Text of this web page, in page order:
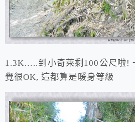
1.3K…..到小奇萊剩100公尺啦!
覺很OK, 這都算是暖身等級